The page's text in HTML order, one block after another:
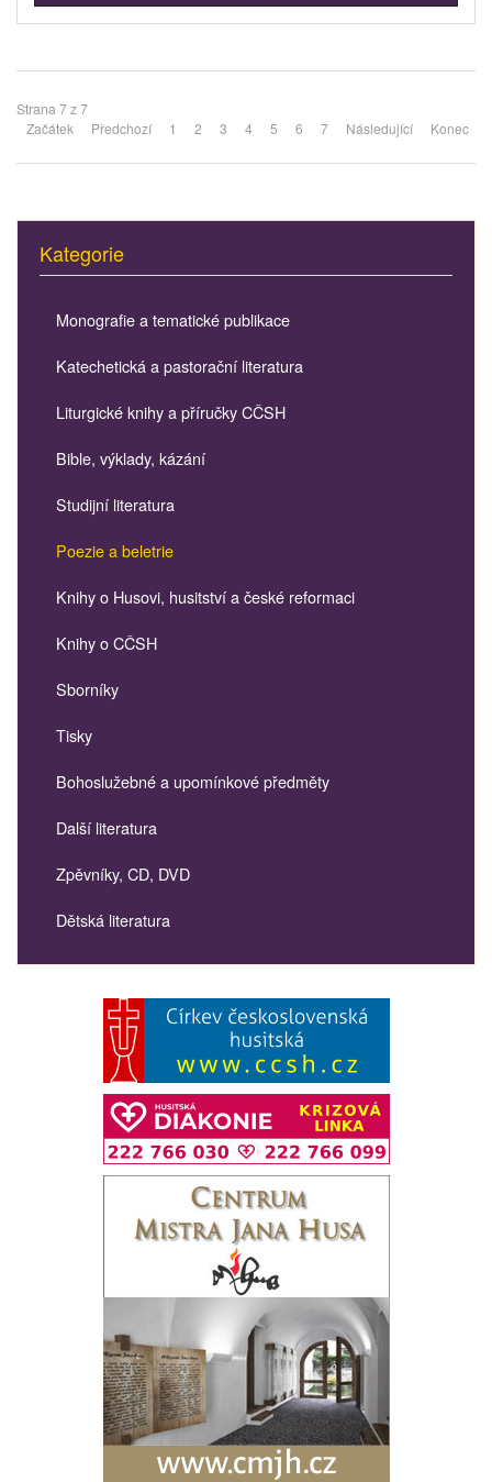
Strana 7 z 7
Začátek
Předchozí 1 2 3 4 5 6 7 Následující Konec
Kategorie
Monografie a tematické publikace
Katechetická a pastorační literatura
Liturgické knihy a příručky CČSH
Bible, výklady, kázání
Studijní literatura
Poezie a beletrie
Knihy o Husovi, husitství a české reformaci
Knihy o CČSH
Sborníky
Tisky
Bohoslužebné a upomínkové předměty
Další literatura
Zpěvníky, CD, DVD
Dětská literatura